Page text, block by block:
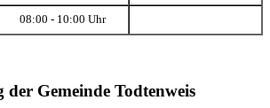
08:00 - 10:00 Uhr
Gemeinde Todtenweis